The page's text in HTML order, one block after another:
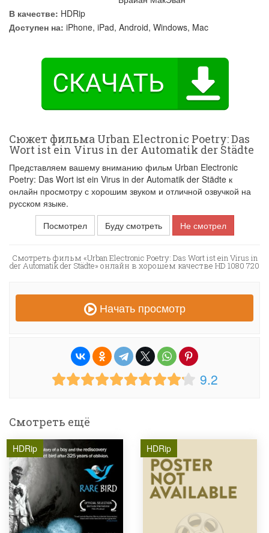
В качестве: HDRip
Доступен на: iPhone, iPad, Android, Windows, Mac
Сюжет фильма Urban Electronic Poetry: Das
Wort ist ein Virus in der Automatik der Städte
Представляем вашему вниманию фильм Urban Electronic
Poetry: Das Wort ist ein Virus in der Automatik der Städte к
онлайн просмотру с хорошим звуком и отличной озвучкой на
русском языке.
Посмотрел
Буду смотреть Не смотрел
Смотреть фильм «Urban Electronic Poetry: Das Wort ist ein Virus in
der Automatik der Städte» онлайн в хорошем качестве HD 1080 720
Начать просмотр
9.2
Смотреть ещё
HDRip HDRip